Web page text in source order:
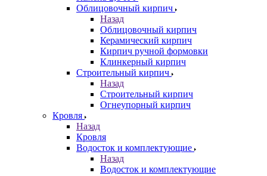
Облицовочный кирпич
Назад
Облицовочный кирпич
Керамический кирпич
Кирпич ручной формовки
Клинкерный кирпич
Строительный кирпич
Назад
Строительный кирпич
Огнеупорный кирпич
Кровля
Назад
Кровля
Водосток и комплектующие
Назад
Водосток и комплектующие